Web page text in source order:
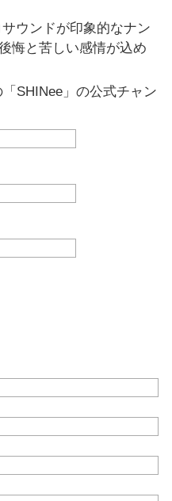
ウンドが印象的なナン
悔と苦しい感情が込め
SHINee」の公式チャン